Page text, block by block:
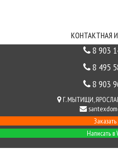
КОНТАКТНАЯ
8 903
8 495
8 903
Г. МЫТИЩИ,
Написать в